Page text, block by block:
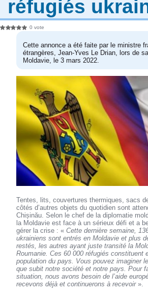
réfugiés
0 vote
Cette annonce a été faite par le ministre
étrangères, Jean-Yves Le Drian, lors de
Moldavie, le 3 mars 2022.
Tentes, lits, couvertures thermiques, sacs
côtés d’autres objets du quotidien sont
Chișinău. Selon le chef de la diplomatie
la Moldavie est face à un sérieux défi et a
gérer la crise : «Cette dernière semaine,
ukrainiens sont entrés en Moldavie et plus
restés, les autres ayant juste transité la
Roumanie. Ces 60 000 réfugiés constituent
population du pays. Vous pouvez imaginer
que subit notre société et notre pays. Pour
situation, nous avons besoin de l’aide
recevons déjà et continuerons à recevoir».